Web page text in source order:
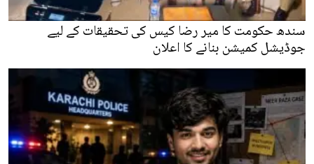
سندھ حکومت کا میر رضا کیس کی تحقیقات کے لیے
جوڈیشل کمیشن بنانے کا اعلان